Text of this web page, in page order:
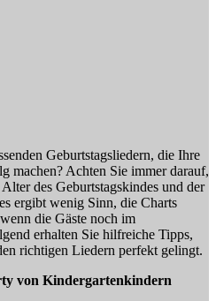
Geburtstagsliedern, die Ihre
machen? Achten Sie immer darauf,
des Geburtstagskindes und der
ergibt wenig Sinn, die Charts
die Gäste noch im
erhalten Sie hilfreiche Tipps,
richtigen Liedern perfekt gelingt.
von Kindergartenkindern